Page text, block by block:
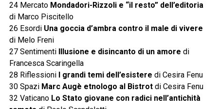
24 Mercato Mondadori-Rizzoli e “il resto” dell’editoria
di Marco Piscitello
26 Esordi Una goccia d’ambra contro il male di vivere
di Melo Freni
27 Sentimenti
Illusione e disincanto di un amore di
Francesca Scaringella
28 RiflessioniI grandi temi dell’esistere di Cesira Fenu
30 Spazi Marc Augè etnologo al Bistrotdi Cesira Fenu
32 Vaticano Lo Stato giovane con radici nell’antichità